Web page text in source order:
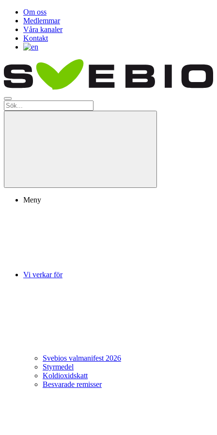
Om oss
Medlemmar
Våra kanaler
Kontakt
Meny
Vi verkar för
Svebios valmanifest 2026
Styrmedel
Koldioxidskatt
Besvarade remisser